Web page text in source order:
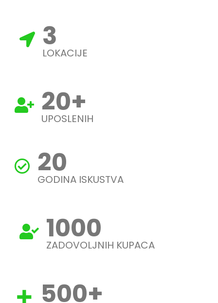
3
LOKACIJE
20+
UPOSLENIH
20
GODINA ISKUSTVA
1000
ZADOVOLJNIH KUPACA
500+